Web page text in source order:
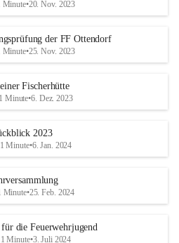
Minute•20. Nov. 2023
der FF Ottendorf
Minute•25. Nov. 2023
Fischerhütte
Minute•6. Dez. 2023
2023
Minute•6. Jan. 2024
Minute•25. Feb. 2024
für die Feuerwehrjugend
Minute•3. Juli 2024